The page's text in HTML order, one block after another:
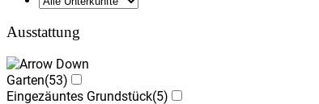
Ausstattung
Garten(53)
Eingezäuntes Grundstück(5)